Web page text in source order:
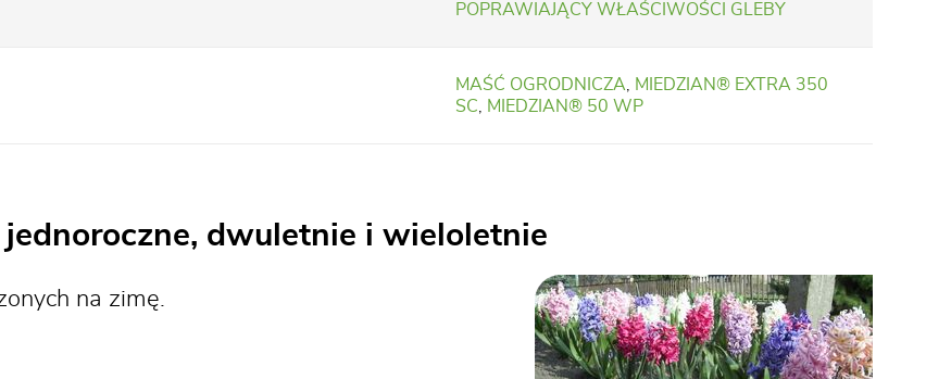
POPRAWIAJĄCY WŁAŚCIWOŚCI GLEBY
MAŚĆ OGRODNICZA
MIEDZIAN® EXTRA 350
SC
MIEDZIAN® 50 WP
jednoroczne, dwuletnie i wieloletnie
na zimę.